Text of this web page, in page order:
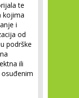
te
kojima
i
od
podrške
ili